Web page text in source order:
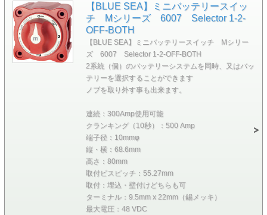
【BLUE SEA】ミニバッテリースイッ
チ Mシリーズ 6007 Selector 1-2-
OFF-BOTH
【BLUE SEA】ミニバッテリースイッチ Mシリー
ズ 6007 Selector 1-2-OFF-BOTH
2系統（個）のバッテリーシステムを同時、又はバッ
テリーを選択することができます
ノブを取り外す事も出来ます。
連続：300Amp使用可能
クランキング（10秒）：500 Amp
端子径：10mmφ
縦・横：68.6mm
高さ：80mm
取付ビスピッチ：55.27mm
取付：埋込・壁付けどちらも可
ターミナル：9.5mm x 22mm（錫メッキ）
最大電圧：48 VDC